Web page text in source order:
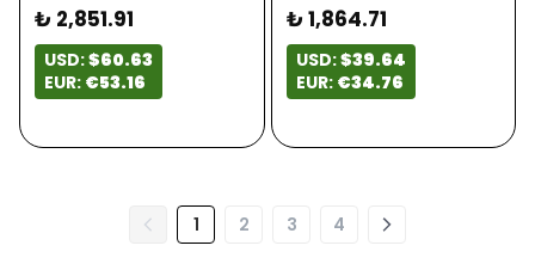
₺ 2,851.91
USD:$60.63
EUR: €53.16
₺ 1,864.71
USD:$39.64
EUR: €34.76
1 2 3 4